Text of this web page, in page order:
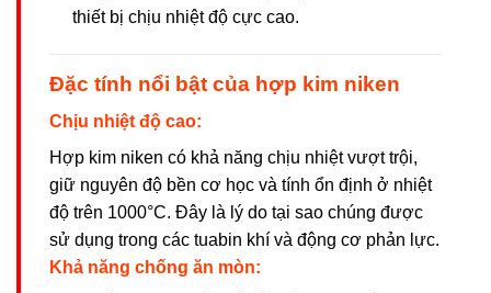
thiết bị chịu nhiệt độ cực cao.
Đặc tính nổi bật của hợp kim niken
Chịu nhiệt độ cao:
Hợp kim niken có khả năng chịu nhiệt vượt trội,
giữ nguyên độ bền cơ học và tính ổn định ở nhiệt
độ trên 1000°C. Đây là lý do tại sao chúng được
sử dụng trong các tuabin khí và động cơ phản lực.
Khả năng chống ăn mòn: